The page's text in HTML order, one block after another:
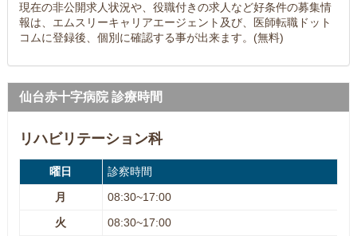
現在の非公開求人状況や、役職付きの求人など好条件の募集情
報は、エムスリーキャリアエージェント及び、医師転職ドット
コムに登録後、個別に確認する事が出来ます。(無料)
仙台赤十字病院 診療時間
リハビリテーション科
曜日
診察時間
月
08:30~17:00
火
08:30~17:00